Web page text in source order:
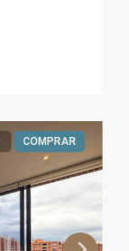
COMPRAR